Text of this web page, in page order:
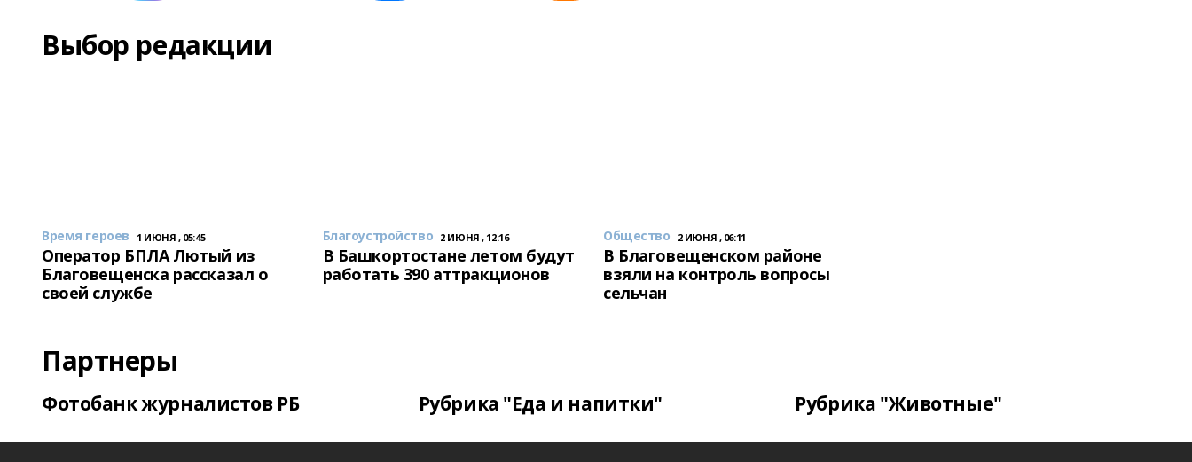
Выбор редакции
Время героев 1 ИЮНЯ , 05:45
Оператор БПЛА Лютый из
Благовещенска рассказал о
своей службе
Благоустройство 2 ИЮНЯ , 12:16
В Башкортостане летом будут
работать 390 аттракционов
Общество 2 ИЮНЯ , 06:11
В Благовещенском районе
взяли на контроль вопросы
сельчан
Партнеры
Фотобанк журналистов РБ Рубрика "Еда и напитки" Рубрика "Животные"